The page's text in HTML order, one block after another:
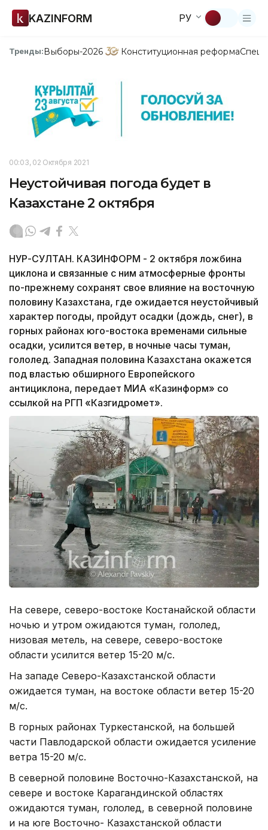
KAZINFORM РУ
Тренды:Выборы-2026 Конституционная реформа
00:03, 02 Октября 2021
Неустойчивая погода будет в
Казахстане 2 октября
НУР-СУЛТАН. КАЗИНФОРМ - 2 октября ложбина
циклона и связанные с ним атмосферные фронты
по-прежнему сохранят свое влияние на восточную
половину Казахстана, где ожидается неустойчивый
характер погоды, пройдут осадки (дождь, снег), в
горных районах юго-востока временами сильные
осадки, усилится ветер, в ночные часы туман,
гололед. Западная половина Казахстана окажется
под властью обширного Европейского
антициклона, передает МИА «Казинформ» со
ссылкой на РГП «Казгидромет».
На севере, северо-востоке Костанайской области
ночью и утром ожидаются туман, гололед,
низовая метель, на севере, северо-востоке
области усилится ветер 15-20 м/с.
На западе Северо-Казахстанской области
ожидается туман, на востоке области ветер 15-20
м/с.
В горных районах Туркестанской, на большей
части Павлодарской области ожидается усиление
ветра 15-20 м/с.
В северной половине Восточно-Казахстанской, на
севере и востоке Карагандинской областях
ожидаются туман, гололед, в северной половине
и на юге Восточно- Казахстанской области